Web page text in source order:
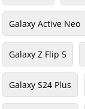
Galaxy Active Neo
Galaxy Z Flip 5
Galaxy S24 Plus